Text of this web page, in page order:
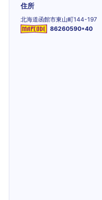
住所
北海道函館市東山町144-197
86260590*40